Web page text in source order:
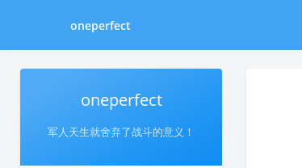
oneperfect
oneperfect
军人天生就舍弃了战斗的意义！